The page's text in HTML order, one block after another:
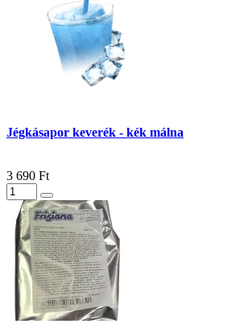
Jégkásapor keverék - kék málna
3 690 Ft